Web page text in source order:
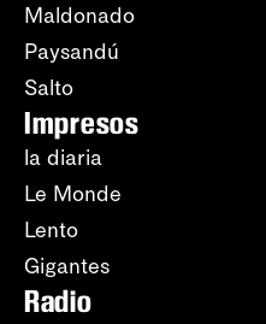
Maldonado
Paysandú
Salto
Impresos
la diaria
Le Monde
Lento
Gigantes
Radio